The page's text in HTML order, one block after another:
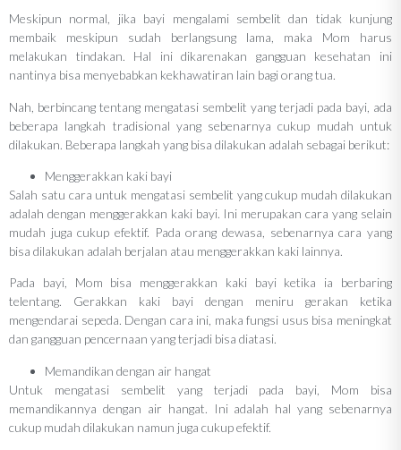
Meskipun normal, jika bayi mengalami sembelit dan tidak kunjung
membaik meskipun sudah berlangsung lama, maka Mom harus
melakukan tindakan. Hal ini dikarenakan gangguan kesehatan ini
nantinya bisa menyebabkan kekhawatiran lain bagi orang tua.
Nah, berbincang tentang mengatasi sembelit yang terjadi pada bayi, ada
beberapa langkah tradisional yang sebenarnya cukup mudah untuk
dilakukan. Beberapa langkah yang bisa dilakukan adalah sebagai berikut:
Menggerakkan kaki bayi
Salah satu cara untuk mengatasi sembelit yang cukup mudah dilakukan
adalah dengan menggerakkan kaki bayi. Ini merupakan cara yang selain
mudah juga cukup efektif. Pada orang dewasa, sebenarnya cara yang
bisa dilakukan adalah berjalan atau menggerakkan kaki lainnya.
Pada bayi, Mom bisa menggerakkan kaki bayi ketika ia berbaring
telentang. Gerakkan kaki bayi dengan meniru gerakan ketika
mengendarai sepeda. Dengan cara ini, maka fungsi usus bisa meningkat
dan gangguan pencernaan yang terjadi bisa diatasi.
Memandikan dengan air hangat
Untuk mengatasi sembelit yang terjadi pada bayi, Mom bisa
memandikannya dengan air hangat. Ini adalah hal yang sebenarnya
cukup mudah dilakukan namun juga cukup efektif.